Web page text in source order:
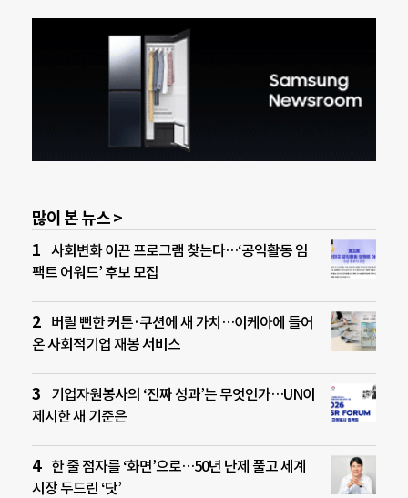
많이 본 뉴스 >
사회변화 이끈 프로그램 찾는다…‘공익활동 임
팩트 어워드’ 후보 모집
버릴 뻔한 커튼·쿠션에 새 가치…이케아에 들어
온 사회적기업 재봉 서비스
기업자원봉사의 ‘진짜 성과’는 무엇인가…UN이
제시한 새 기준은
한 줄 점자를 ‘화면’으로…50년 난제 풀고 세계
시장 두드린 ‘닷’